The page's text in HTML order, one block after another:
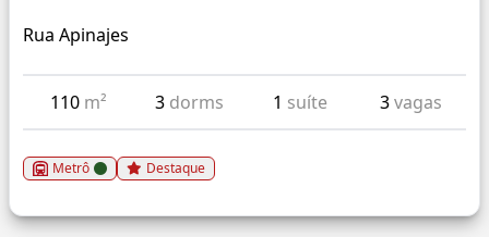
Rua Apinajes
110 m² 3 dorms 1 suíte 3vagas
Metrô Destaque